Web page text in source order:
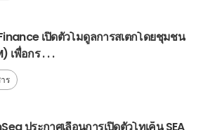
เปิดตัวโมดูลการสเตกโดยชุมชน
เพื่อกร . . .
ร